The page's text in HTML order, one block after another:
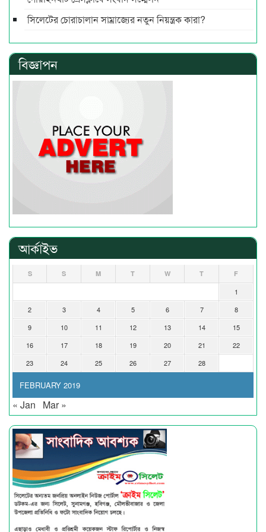
সিলেটের চোরাচালান সাম্রাজ্যের নতুন নিয়ন্ত্রক কারা?
বিজ্ঞাপন
আর্কাইভ
FEBRUARY 2019
S S M T W T F
1
2
3 4 5 6 7
8
9
10 11 12 13 14
15
16
17 18 19 20 21
22
23
24 25 26 27 28
« Jan Mar »